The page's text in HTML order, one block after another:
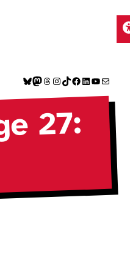
Bluesky Mastodon Threads Instagram TikTok Facebook LinkedIn YouTube E-Mail
27: